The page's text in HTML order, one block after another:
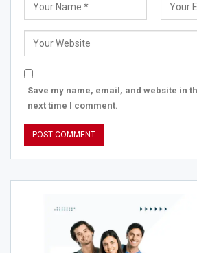
Save my name, email, and website in
next time I comment.